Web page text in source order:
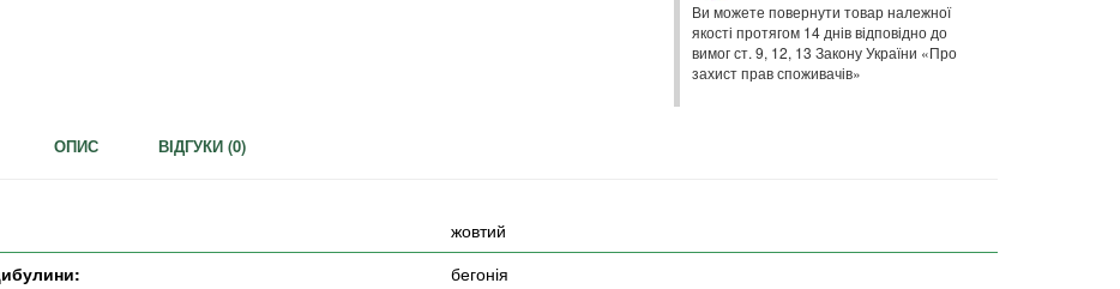
Ви можете повернути товар належної
якості протягом 14 днів відповідно до
вимог ст. 9, 12, 13 Закону України «Про
захист прав споживачів»
ОПИС ВІДГУКИ (0)
жовтий
бегонія